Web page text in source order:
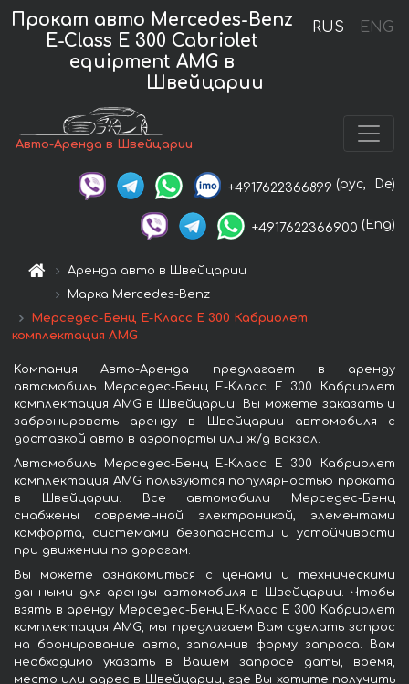
RUS ENG
Прокат авто Mercedes-Benz
E-Class E 300 Cabriolet
equipment AMG в
Швейцарии
Авто-Аренда в Швейцарии
+4917622366899 (рус, De)
+4917622366900 (Eng)
Аренда авто в Швейцарии
Марка Mercedes-Benz
Мерседес-Бенц Е-Класс Е 300 Кабриолет
комплектация AMG
Компания Авто-Аренда предлагает в аренду
автомобиль Мерседес-Бенц Е-Класс Е 300 Кабриолет
комплектация AMG в Швейцарии. Вы можете заказать и
забронировать аренду в Швейцарии автомобиля с
доставкой авто в аэропорты или ж/д вокзал.
Автомобиль Мерседес-Бенц Е-Класс Е 300 Кабриолет
комплектация AMG пользуются популярностью проката
в Швейцарии. Все автомобили Мерседес-Бенц
снабжены современной электроникой, элементами
комфорта, системами безопасности и устойчивости
при движении по дорогам.
Вы можете ознакомиться с ценами и техническими
данными для аренды автомобиля в Швейцарии. Чтобы
взять в аренду Мерседес-Бенц Е-Класс Е 300 Кабриолет
комплектация AMG, мы предлагаем Вам сделать запрос
на бронирование авто, заполнив форму запроса. Вам
необходимо указать в Вашем запросе даты, время,
место или адрес в Швейцарии, где Вы хотите получить